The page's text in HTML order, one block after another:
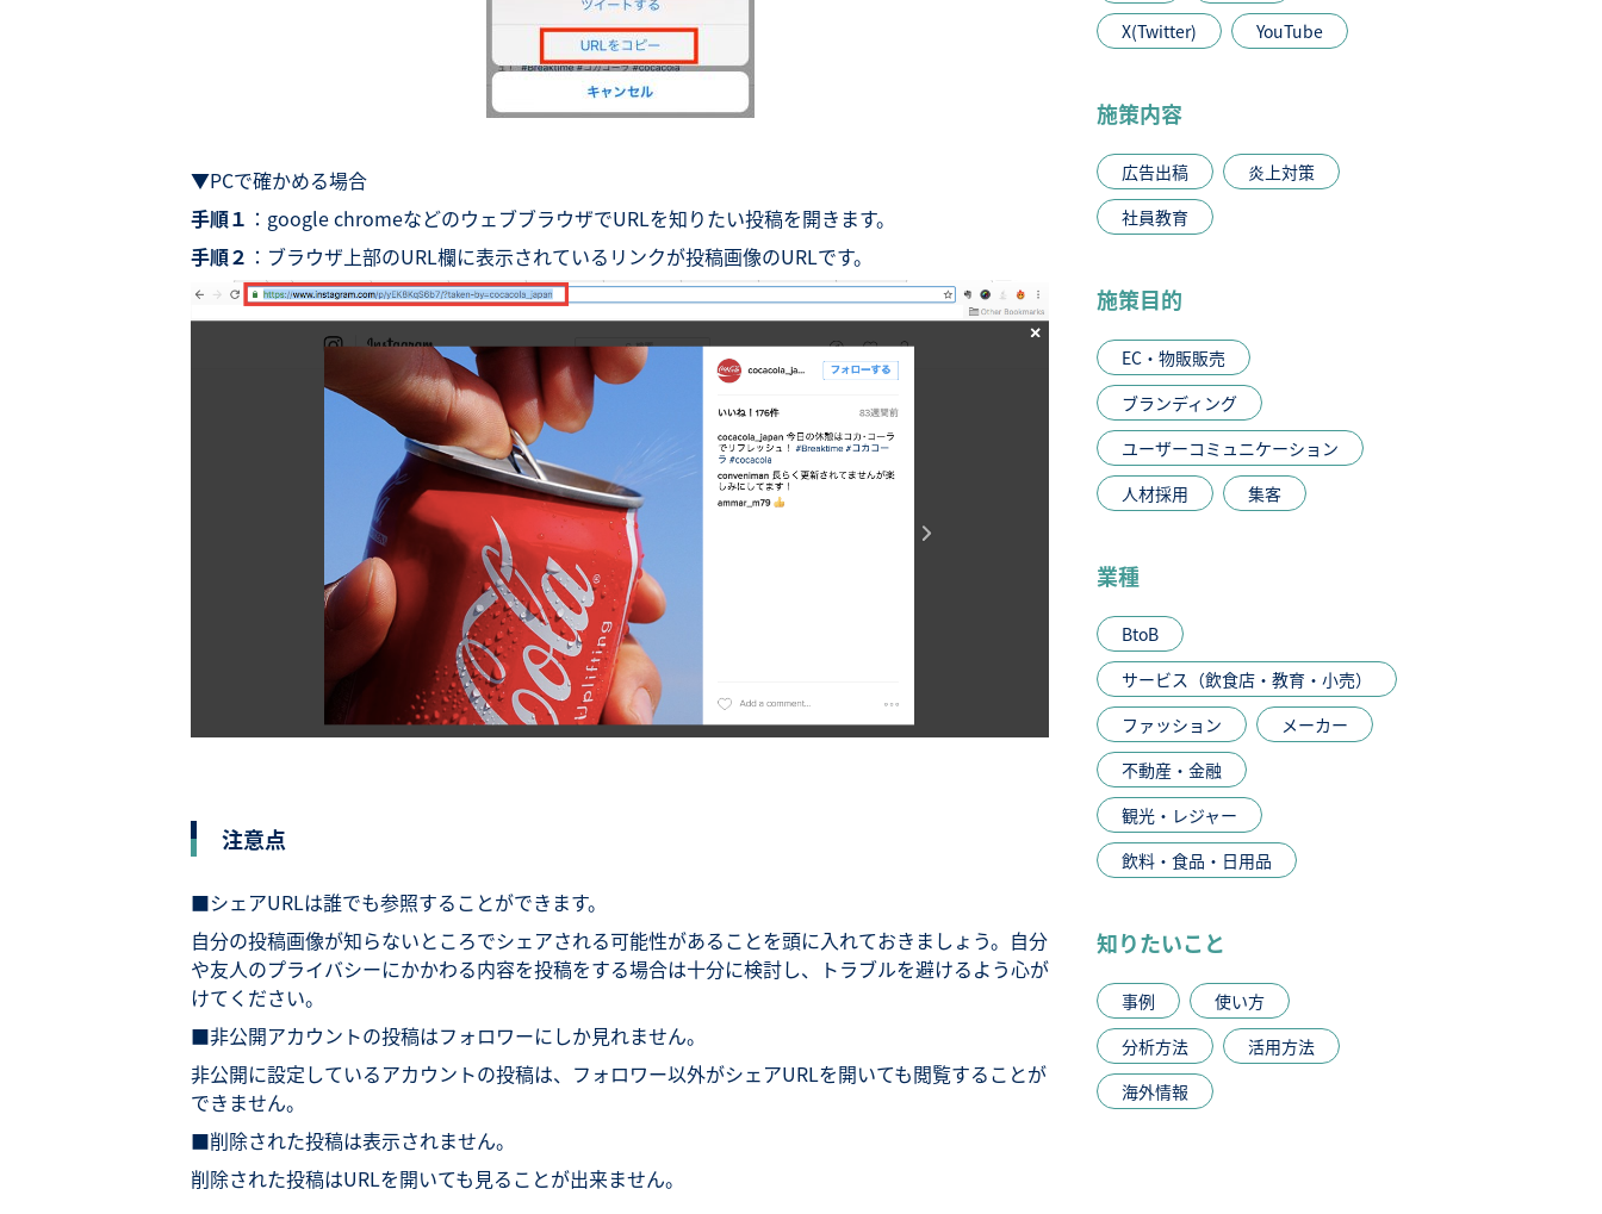
▼PCで確かめる場合
手順１ ：google chromeなどのウェブブラウザでURLを知りたい投稿を開きます。
手順２ ：ブラウザ上部のURL欄に表示されているリンクが投稿画像のURLです。
注意点
■シェアURLは誰でも参照することができます。
自分の投稿画像が知らないところでシェアされる可能性があることを頭に入れておきましょう。自分
や友人のプライバシーにかかわる内容を投稿をする場合は十分に検討し、トラブルを避けるよう心が
けてください。
■非公開アカウントの投稿はフォロワーにしか見れません。
非公開に設定しているアカウントの投稿は、フォロワー以外がシェアURLを開いても閲覧することが
できません。
■削除された投稿は表示されません。
削除された投稿はURLを開いても見ることが出来ません。
X(Twitter)
YouTube
施策内容
広告出稿
炎上対策
社員教育
施策目的
EC・物販販売
ブランディング
ユーザーコミュニケーション
人材採用
集客
業種
BtoB
サービス（飲食店・教育・小売）
ファッション
メーカー
不動産・金融
観光・レジャー
飲料・食品・日用品
知りたいこと
事例
使い方
分析方法
活用方法
海外情報